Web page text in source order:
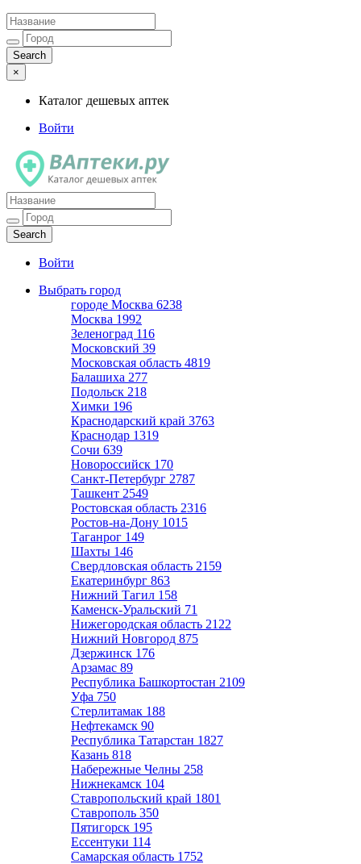
×
Каталог дешевых аптек
Войти
Каталог дешевых аптек
Войти
Выбрать город
городе Москва 6238
Москва 1992
Зеленоград 116
Московский 39
Московская область 4819
Балашиха 277
Подольск 218
Химки 196
Краснодарский край 3763
Краснодар 1319
Сочи 639
Новороссийск 170
Санкт-Петербург 2787
Ташкент 2549
Ростовская область 2316
Ростов-на-Дону 1015
Таганрог 149
Шахты 146
Свердловская область 2159
Екатеринбург 863
Нижний Тагил 158
Каменск-Уральский 71
Нижегородская область 2122
Нижний Новгород 875
Дзержинск 176
Арзамас 89
Республика Башкортостан 2109
Уфа 750
Стерлитамак 188
Нефтекамск 90
Республика Татарстан 1827
Казань 818
Набережные Челны 258
Нижнекамск 104
Ставропольский край 1801
Ставрополь 350
Пятигорск 195
Ессентуки 114
Самарская область 1752